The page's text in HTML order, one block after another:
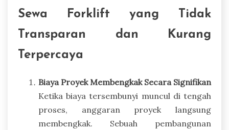
Sewa Forklift yang Tidak
Transparan dan Kurang
Terpercaya
Biaya Proyek Membengkak Secara Signifikan
Ketika biaya tersembunyi muncul di tengah
proses, anggaran proyek langsung
membengkak. Sebuah pembangunan